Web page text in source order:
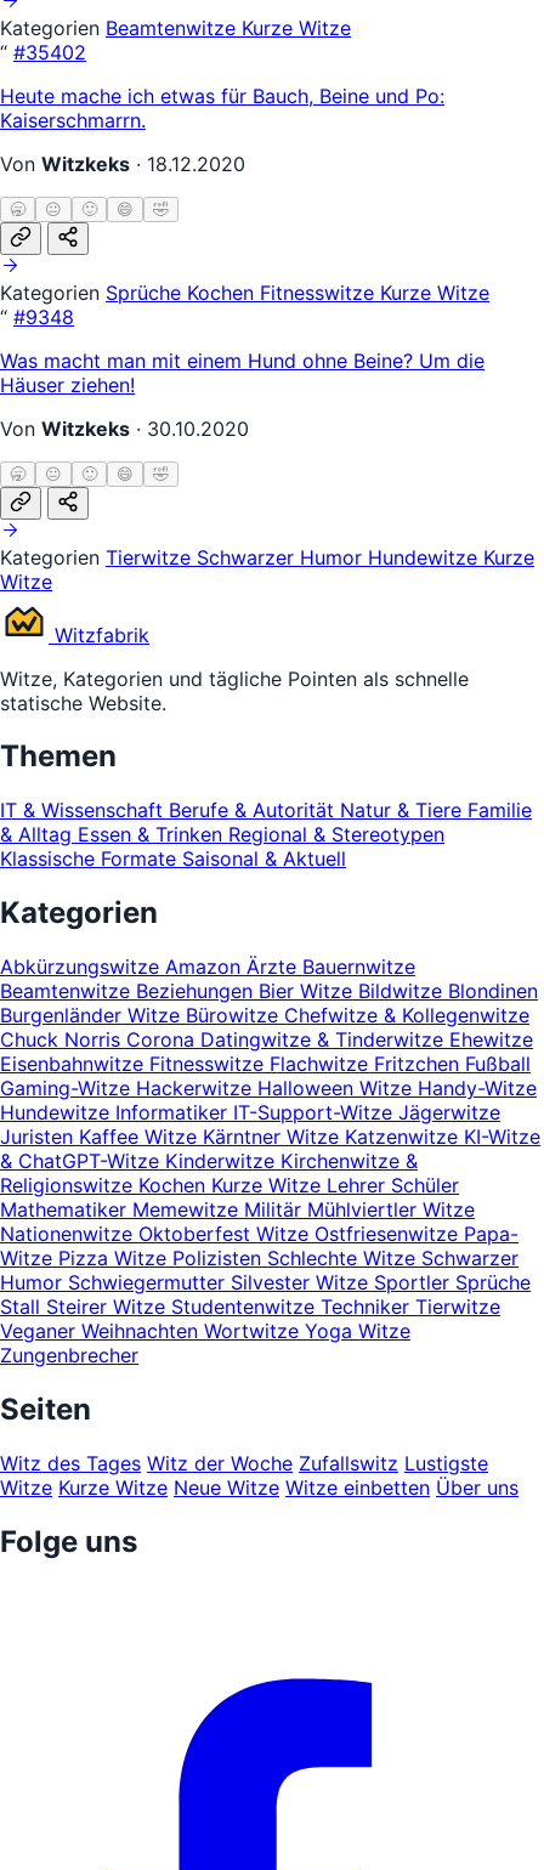
Kategorien Beamtenwitze Kurze Witze
“ #35402
Heute mache ich etwas für Bauch, Beine und Po:
Kaiserschmarrn.
Von Witzkeks · 18.12.2020
🥱 😐 🙂 😄 🤣
Kategorien Sprüche Kochen Fitnesswitze Kurze Witze
“ #9348
Was macht man mit einem Hund ohne Beine? Um die
Häuser ziehen!
Von Witzkeks · 30.10.2020
🥱 😐 🙂 😄 🤣
Kategorien Tierwitze Schwarzer Humor Hundewitze Kurze
Witze
Witzfabrik
Witze, Kategorien und tägliche Pointen als schnelle
statische Website.
Themen
IT & Wissenschaft Berufe & Autorität Natur & Tiere Familie
& Alltag Essen & Trinken Regional & Stereotypen
Klassische Formate Saisonal & Aktuell
Kategorien
Abkürzungswitze Amazon Ärzte Bauernwitze
Beamtenwitze Beziehungen Bier Witze Bildwitze Blondinen
Burgenländer Witze Bürowitze Chefwitze & Kollegenwitze
Chuck Norris Corona Datingwitze & Tinderwitze Ehewitze
Eisenbahnwitze Fitnesswitze Flachwitze Fritzchen Fußball
Gaming-Witze Hackerwitze Halloween Witze Handy-Witze
Hundewitze Informatiker IT-Support-Witze Jägerwitze
Juristen Kaffee Witze Kärntner Witze Katzenwitze KI-Witze
& ChatGPT-Witze Kinderwitze Kirchenwitze &
Religionswitze Kochen Kurze Witze Lehrer Schüler
Mathematiker Memewitze Militär Mühlviertler Witze
Nationenwitze Oktoberfest Witze Ostfriesenwitze Papa-
Witze Pizza Witze Polizisten Schlechte Witze Schwarzer
Humor Schwiegermutter Silvester Witze Sportler Sprüche
Stall Steirer Witze Studentenwitze Techniker Tierwitze
Veganer Weihnachten Wortwitze Yoga Witze
Zungenbrecher
Seiten
Witz des Tages Witz der Woche Zufallswitz Lustigste
Witze Kurze Witze Neue Witze Witze einbetten Über uns
Folge uns